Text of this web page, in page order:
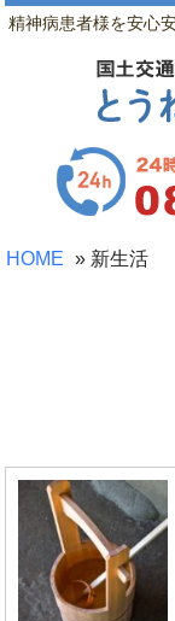
精神病患者様を安心
HOME » 新生活